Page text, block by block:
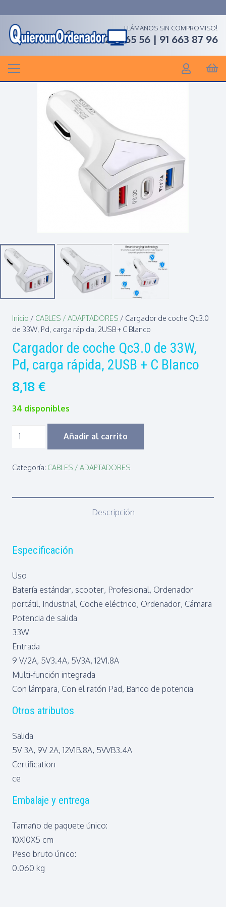
LLÁMANOS SIN COMPROMISO!
91 268 65 56 | 91 663 87 96
Inicio / CABLES / ADAPTADORES / Cargador de coche Qc3.0
de 33W, Pd, carga rápida, 2USB + C Blanco
Cargador de coche Qc3.0 de 33W,
Pd, carga rápida, 2USB + C Blanco
8,18 €
34 disponibles
Cargador
Qc3.0
rápida,
2USB
+
C
Blanco
cantidad
Añadir al carrito
Categoría: CABLES / ADAPTADORES
Descripción
Especificación
Uso
Batería estándar, scooter, Profesional, Ordenador
portátil, Industrial, Coche eléctrico, Ordenador, Cámara
Potencia de salida
33W
Entrada
9 V/2A, 5V3.4A, 5V3A, 12V1.8A
Multi-función integrada
Con lámpara, Con el ratón Pad, Banco de potencia
Otros atributos
Salida
5V 3A, 9V 2A, 12V1B.8A, 5VVB3.4A
Certification
ce
Embalaje y entrega
Tamaño de paquete único:
10X10X5 cm
Peso bruto único:
0.060 kg